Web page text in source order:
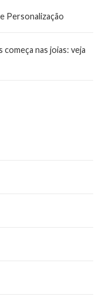
Personalização
nas joias: veja